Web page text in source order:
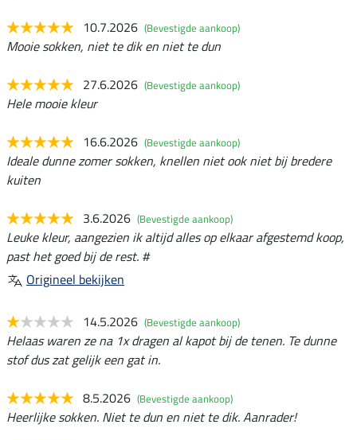
10.7.2026 (Bevestigde aankoop)
Mooie sokken, niet te dik en niet te dun
27.6.2026 (Bevestigde aankoop)
Hele mooie kleur
16.6.2026 (Bevestigde aankoop)
Ideale dunne zomer sokken, knellen niet ook niet bij bredere
kuiten
3.6.2026 (Bevestigde aankoop)
Leuke kleur, aangezien ik altijd alles op elkaar afgestemd koop,
past het goed bij de rest. #
Origineel bekijken
14.5.2026 (Bevestigde aankoop)
Helaas waren ze na 1x dragen al kapot bij de tenen. Te dunne
stof dus zat gelijk een gat in.
8.5.2026 (Bevestigde aankoop)
Heerlijke sokken. Niet te dun en niet te dik. Aanrader!